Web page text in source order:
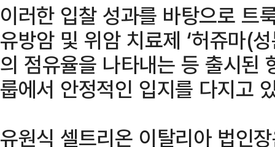
이러한 입찰 성과를 바탕으로
유방암 및 위암 치료제 ‘허쥬마(
의 점유율을 나타내는 등 출시된
룹에서 안정적인 입지를 다지고
유원식 셀트리온 이탈리아 법인